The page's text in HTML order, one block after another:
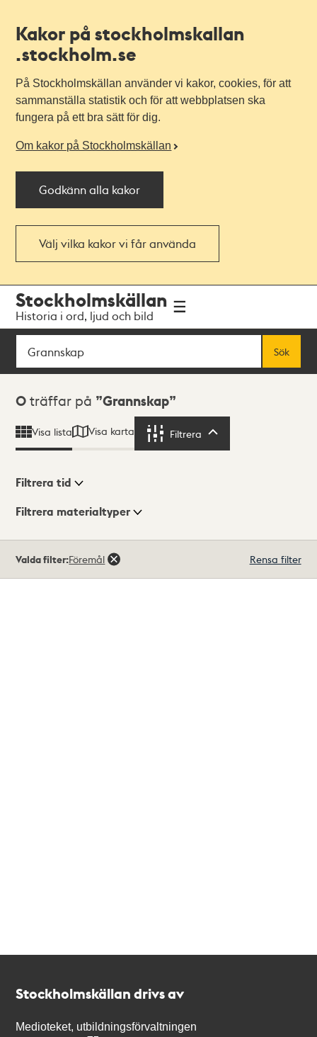
Kakor på stockholmskallan
.stockholm.se
På Stockholmskällan använder vi kakor, cookies, för att
sammanställa statistik och för att webbplatsen ska
fungera på ett bra sätt för dig.
Om kakor på Stockholmskällan
Godkänn alla kakor
Välj vilka kakor vi får använda
navigationen
huvudinnehållet
Stockholmskällan
Historia i ord, ljud och bild
Sök
Sök
Sökresultat
0 träffar på Grannskap
Visa lista Visa karta Filtrera
Visningsläge
Filtrera tid
Filtrera materialtyper
träffar
Valda filter:Föremål Rensa filter
Stockholmskällan drivs av
Medioteket, utbildningsförvaltningen